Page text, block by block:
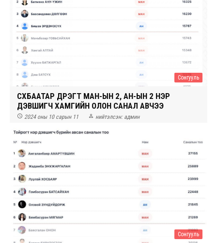
Сонгууль
СҮХБААТАР ДҮҮРЭГТ МАН-ЫН 2, АН-ЫН 2 НЭР
ДЭВШИГЧ ХАМГИЙН ОЛОН САНАЛ АВЧЭЭ
 2024 оны 10 сарын 11  нийтэлсэн: админ
Сонгууль